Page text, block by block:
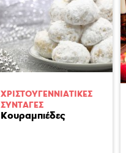
ΧΡΙΣΤΟΥΓΕΝΝΙAΤΙΚΕΣ
ΣΥΝΤΑΓΕΣ
Κουραμπιέδες